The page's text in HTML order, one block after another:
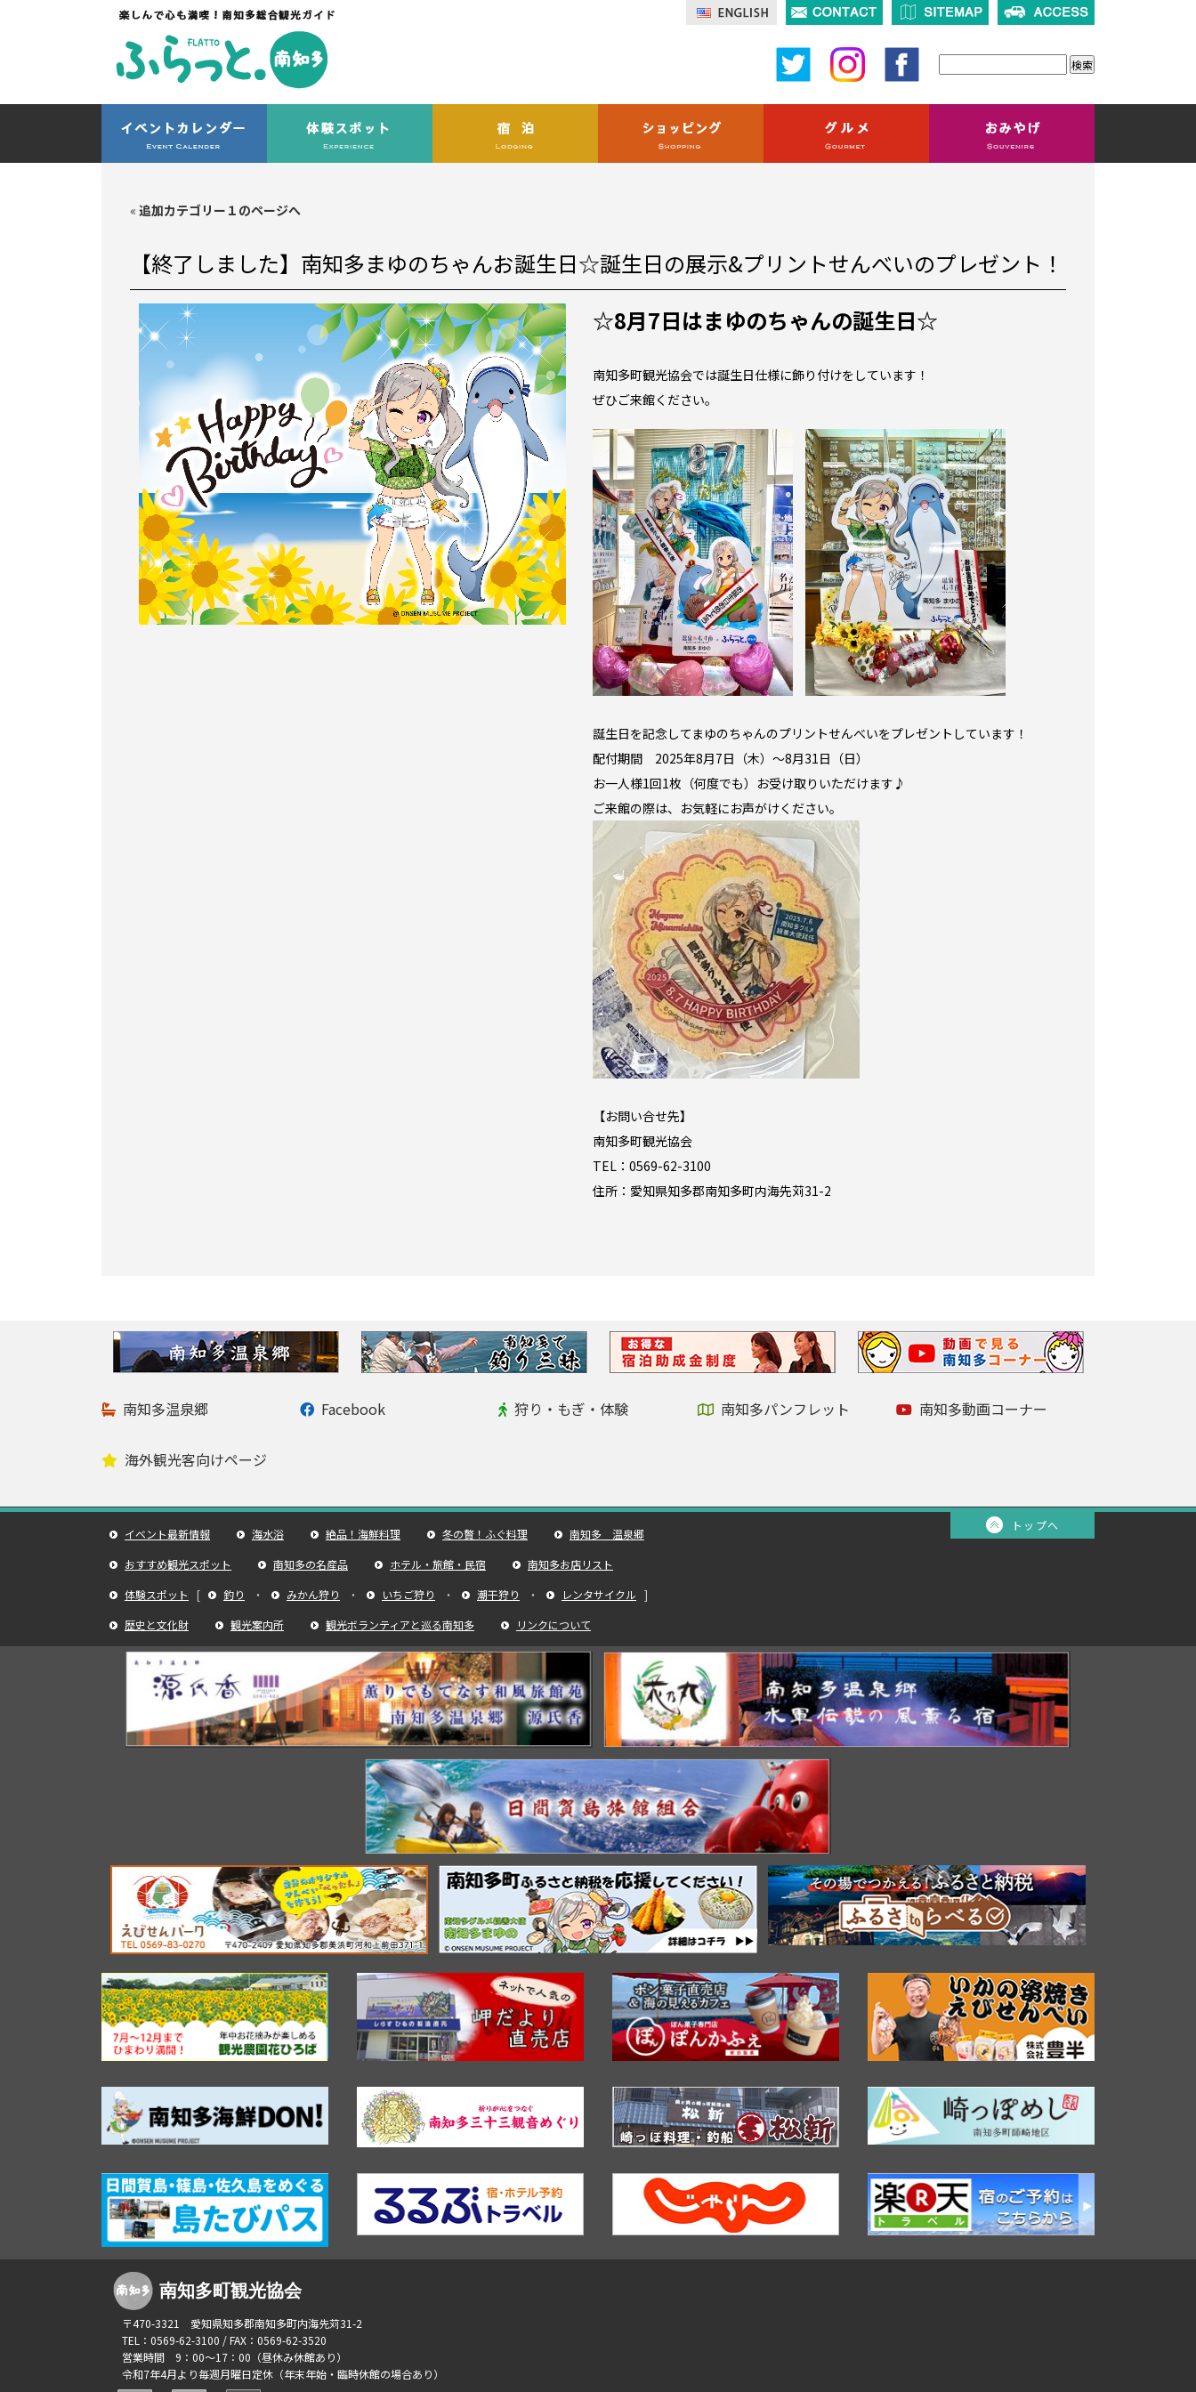
« 追加カテゴリー１のページへ
【終了しました】南知多まゆのちゃんお誕生日☆誕生日の展示&プリントせんべいのプレゼント！
☆8月7日はまゆのちゃんの誕生日☆
南知多町観光協会では誕生日仕様に飾り付けをしています！
ぜひご来館ください。
誕生日を記念してまゆのちゃんのプリントせんべいをプレゼントしています！
配付期間 2025年8月7日（木）～8月31日（日）
お一人様1回1枚（何度でも）お受け取りいただけます♪
ご来館の際は、お気軽にお声がけください。
【お問い合せ先】
南知多町観光協会
TEL：0569-62-3100
住所：愛知県知多郡南知多町内海先苅31-2
南知多温泉郷 Facebook 狩り・もぎ・体験 南知多パンフレット 南知多動画コーナー
海外観光客向けページ
トップへ
イベント最新情報 海水浴 絶品！海鮮料理 冬の贅！ふぐ料理
南知多 温泉郷
おすすめ観光スポット
南知多の名産品 ホテル・旅館・民宿
南知多お店リスト
体験スポット
[ 釣り ・ みかん狩り ・ いちご狩り ・ 潮干狩り ・ レンタサイクル ]
歴史と文化財
観光案内所 観光ボランティアと巡る南知多 リンクについて
南知多町観光協会
〒470-3321 愛知県知多郡南知多町内海先苅31-2
TEL：0569-62-3100 / FAX：0569-62-3520
営業時間 9：00～17：00（昼休み休館あり）
令和7年4月より毎週月曜日定休（年末年始・臨時休館の場合あり）